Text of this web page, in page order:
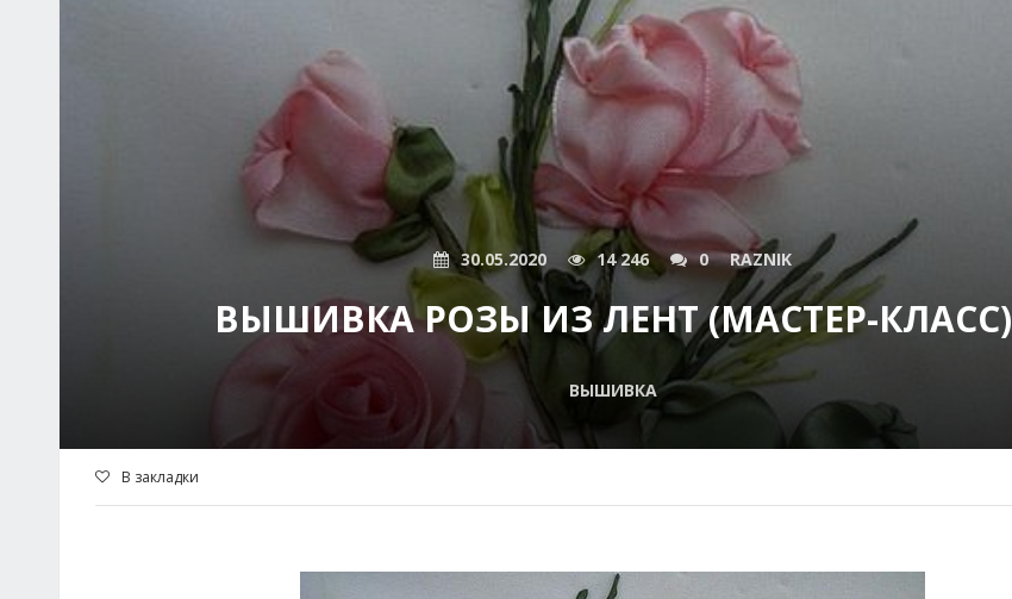
30.05.2020 14 246 0 RAZNIK
ВЫШИВКА РОЗЫ ИЗ ЛЕНТ (МАСТЕР-КЛАСС)
ВЫШИВКА
В закладки